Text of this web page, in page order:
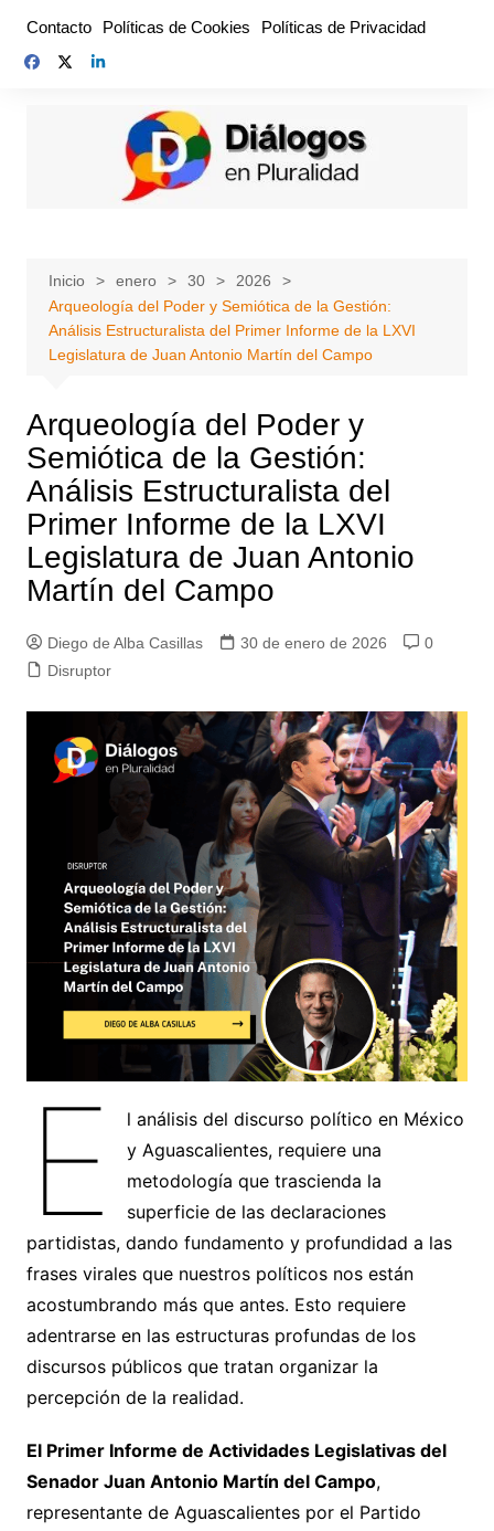
contenido
Contacto Políticas de Cookies Políticas de Privacidad
Inicio enero 30
2026
Arqueología del Poder y Semiótica de la Gestión:
Análisis Estructuralista del Primer Informe de la LXVI
Legislatura de Juan Antonio Martín del Campo
Arqueología del Poder y
Semiótica de la Gestión:
Análisis Estructuralista del
Primer Informe de la LXVI
Legislatura de Juan Antonio
Martín del Campo
Diego de Alba Casillas 30 de enero de 2026
0
Disruptor
E
l análisis del discurso político en México
y Aguascalientes, requiere una
metodología que trascienda la
superficie de las declaraciones
partidistas, dando fundamento y profundidad a las
frases virales que nuestros políticos nos están
acostumbrando más que antes. Esto requiere
adentrarse en las estructuras profundas de los
discursos públicos que tratan organizar la
percepción de la realidad.
El Primer Informe de Actividades Legislativas del
Senador Juan Antonio Martín del Campo,
representante de Aguascalientes por el Partido